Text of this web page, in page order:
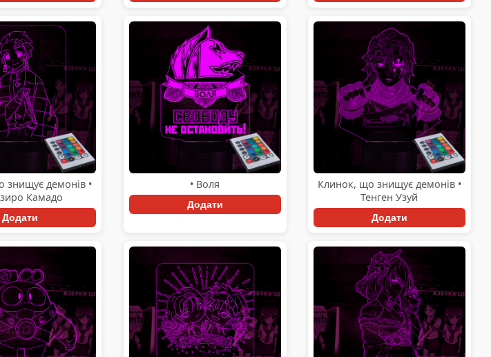
знищує демонів •
Камадо
Додати
• Воля
Додати
Клинок, що знищує демонів •
Тенген Узуй
Додати